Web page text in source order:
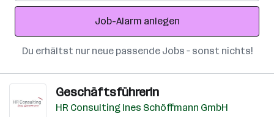
Adresse
Job-Alarm anlegen
Du erhältst nur neue passende Jobs – sonst nichts!
GeschäftsführerIn
HR Consulting Ines Schöffmann GmbH